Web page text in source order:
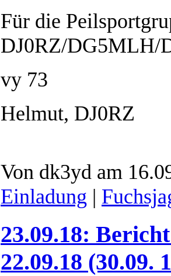
Für die
DJ0RZ/DG5MLH/
vy 73
Helmut, DJ0RZ
Von dk3yd am
Einladung |
23.09.18:
22.09.18 (30.09.